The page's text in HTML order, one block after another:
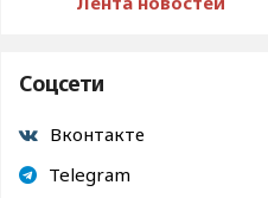
Соцсети
Вконтакте
Telegram